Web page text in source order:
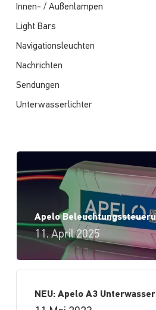
Innen- / Außenlampen
Light Bars
Navigationsleuchten
Nachrichten
Sendungen
Unterwasserlichter
Apelo
11. April 2025
NEU: Apelo A3